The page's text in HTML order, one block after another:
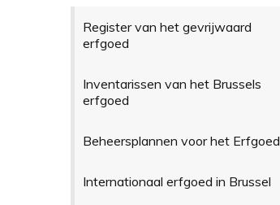
Register van het gevrijwaard
erfgoed
Inventarissen van het Brussels
erfgoed
Beheersplannen voor het Erfgoed
Internationaal erfgoed in Brussel